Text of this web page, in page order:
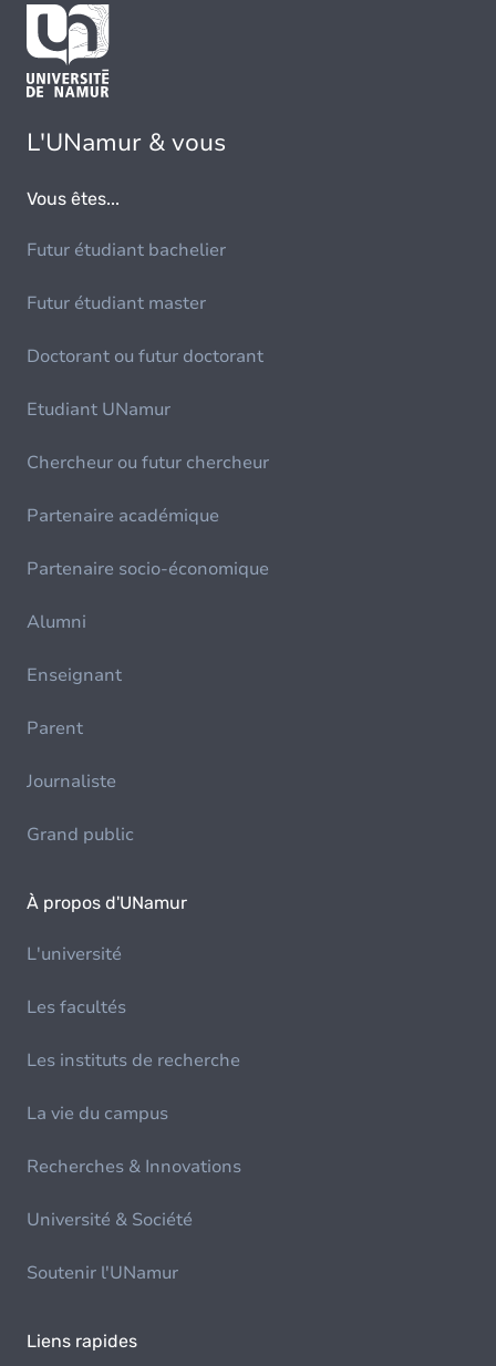
L'UNamur & vous
Vous êtes...
Futur étudiant bachelier
Futur étudiant master
Doctorant ou futur doctorant
Etudiant UNamur
Chercheur ou futur chercheur
Partenaire académique
Partenaire socio-économique
Alumni
Enseignant
Parent
Journaliste
Grand public
À propos d'UNamur
L'université
Les facultés
Les instituts de recherche
La vie du campus
Recherches & Innovations
Université & Société
Soutenir l'UNamur
Liens rapides